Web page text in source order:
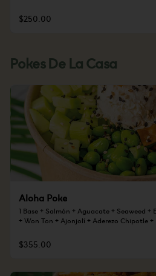
$250.00
Pokes De La Casa
Aloha Poke
1 Base + Salmón + Aguacate + Seaweed +
+ Won Ton + Ajonjolí + Aderezo Chipotle +
$355.00